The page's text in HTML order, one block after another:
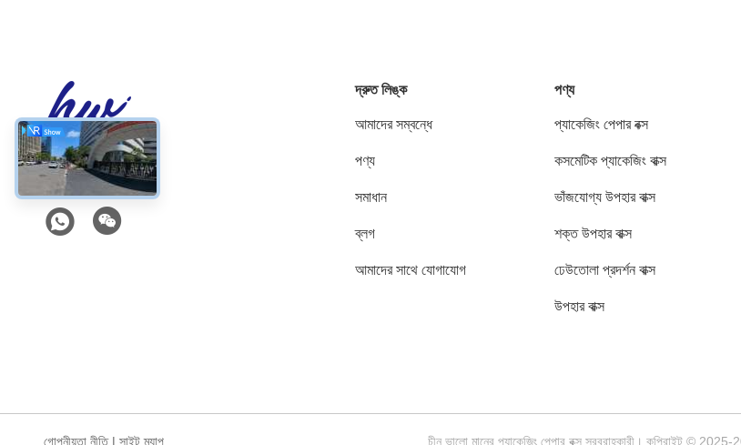
সোশ্যাল মিডিয়া
দ্রুত লিঙ্ক
আমাদের সম্বন্ধে
পণ্য
সমাধান
ব্লগ
আমাদের সাথে যোগাযোগ
পণ্য
প্যাকেজিং পেপার বক্স
কসমেটিক প্যাকেজিং বাক্স
ভাঁজযোগ্য উপহার বাক্স
শক্ত উপহার বাক্স
ঢেউতোলা প্রদর্শন বাক্স
উপহার বাক্স
গোপনীয়তা নীতি| সাইট ম্যাপ চীন ভালো মানের প্যাকেজিং পেপার বক্স সরবরাহকারী। কপিরাইট